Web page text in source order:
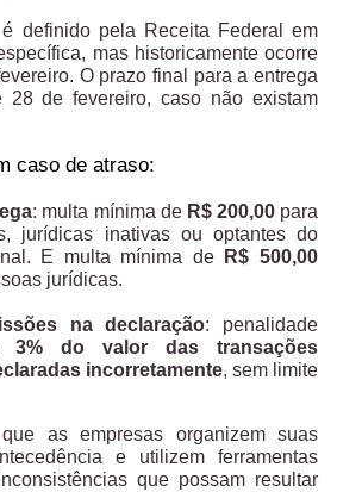
definido pela Receita Federal em
mas historicamente ocorre
O prazo final para a entrega
de fevereiro, caso não existam
caso de atraso:
: multa mínima de R$ 200,00para
jurídicas inativas ou optantes do
E multa mínima de
R$ 500,00
jurídicas.
na declaração: penalidade
3% do valor das transações
incorretamente, sem limite
as empresas organizem suas
e utilizem ferramentas
que possam resultar